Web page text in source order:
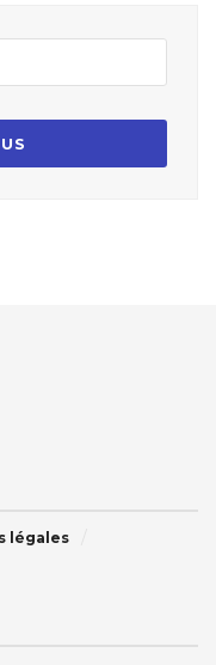
légales